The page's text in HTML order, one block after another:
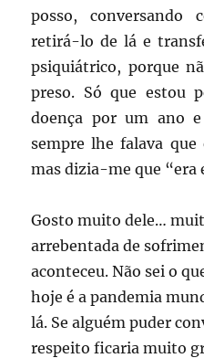
posso, conversando
retirá-lo de lá e
psiquiátrico, porque
preso. Só que estou
doença por um ano
sempre lhe falava
mas dizia-me que “era
Gosto muito dele…
arrebentada de
aconteceu. Não sei o
hoje é a pandemia
lá. Se alguém puder
respeito ficaria muito